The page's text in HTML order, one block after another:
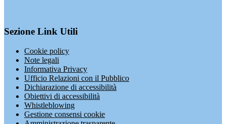
Sezione Link Utili
Cookie policy
Note legali
Informativa Privacy
Ufficio Relazioni con il Pubblico
Dichiarazione di accessibilità
Obiettivi di accessibilità
Whistleblowing
Gestione consensi cookie